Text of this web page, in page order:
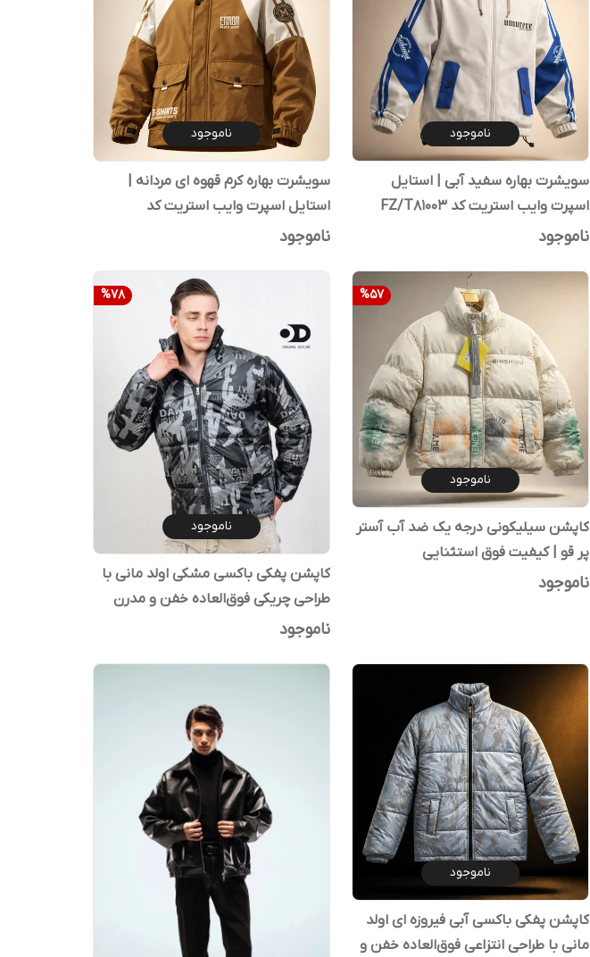
ناموجود
سویشرت بهاره سفید آبی | استایل
اسپرت وایب استریت کد FZ/T81003
ناموجود
ناموجود
سویشرت بهاره کرم قهوه ای مردانه |
استایل اسپرت وایب استریت کد
FZ/T81008
ناموجود
%57
ناموجود
کاپشن سیلیکونی درجه یک ضد آب آستر
پر قو | کیفیت فوق استثنایی
ناموجود
%78
ناموجود
کاپشن پفکی باکسی مشکی اولد مانی با
طراحی چریکی فوق‌العاده خفن و مدرن
۲۰۲۶
ناموجود
ناموجود
کاپشن پفکی باکسی آبی فیروزه ای اولد
مانی با طراحی انتزاعی فوق‌العاده خفن و